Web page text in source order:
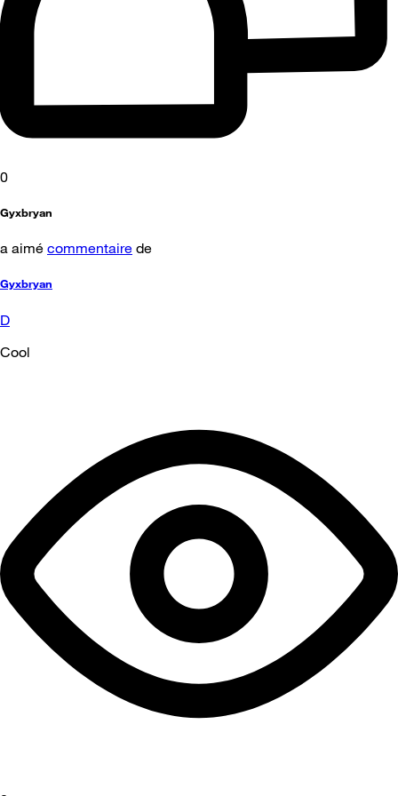
0
Gyxbryan
a aimé commentaire de
Gyxbryan
D
Cool